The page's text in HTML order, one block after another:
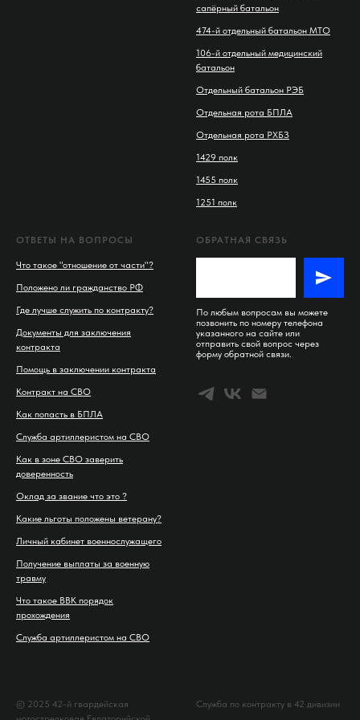
сапёрный батальон
474-й отдельный батальон МТО
106-й отдельный медицинский
батальон
Отдельный батальон РЭБ
Отдельная рота БПЛА
Отдельная рота РХБЗ
1429 полк
1455 полк
1251 полк
ОТВЕТЫ НА ВОПРОСЫ
Что такое "отношение от части"?
Положено ли гражданство РФ
Где лучше служить по контракту?
Документы для заключения
контракта
Помощь в заключении контракта
Контракт на СВО
Как попасть в БПЛА
Служба артиллеристом на СВО
Как в зоне СВО заверить
доверенность
Оклад за звание что это ?
Какие льготы положены ветерану?
Личный кабинет военнослужащего
Получение выплаты за военную
травму
Что такое ВВК порядок
прохождения
Служба артиллеристом на СВО
ОБРАТНАЯ СВЯЗЬ
По любым вопросам вы можете
позвонить по номеру телефона
указанного на сайте или
отправить свой вопрос через
форму обратной связи.
© 2025 42-й гвардейская
Служба по контракту в 42 дивизии